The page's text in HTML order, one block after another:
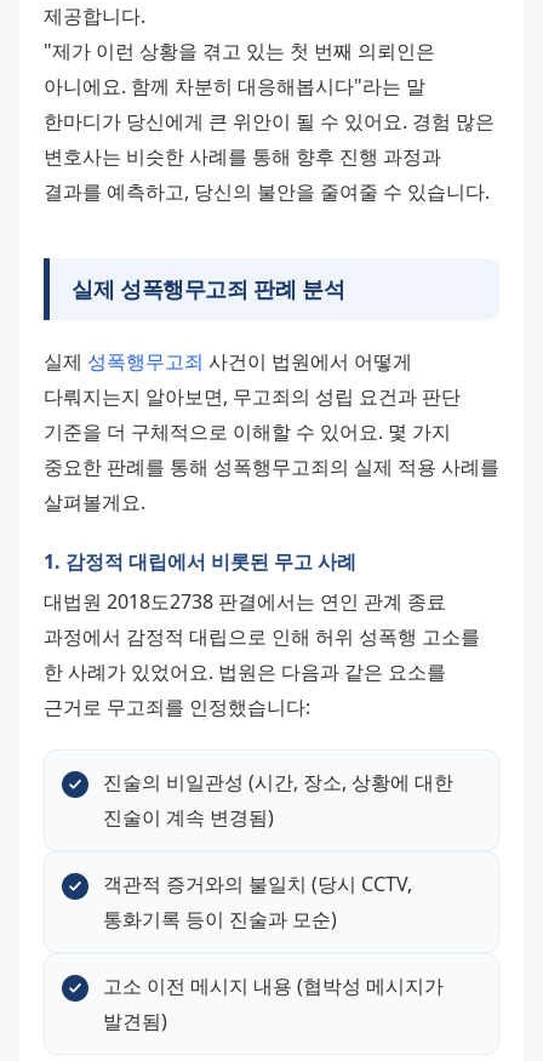
제공합니다.
"제가 이런 상황을 겪고 있는 첫 번째 의뢰인은
아니에요. 함께 차분히 대응해봅시다"라는 말
한마디가 당신에게 큰 위안이 될 수 있어요. 경험 많은
변호사는 비슷한 사례를 통해 향후 진행 과정과
결과를 예측하고, 당신의 불안을 줄여줄 수 있습니다.
실제 성폭행무고죄 판례 분석
실제 성폭행무고죄 사건이 법원에서 어떻게
다뤄지는지 알아보면, 무고죄의 성립 요건과 판단
기준을 더 구체적으로 이해할 수 있어요. 몇 가지
중요한 판례를 통해 성폭행무고죄의 실제 적용 사례를
살펴볼게요.
1. 감정적 대립에서 비롯된 무고 사례
대법원 2018도2738 판결에서는 연인 관계 종료
과정에서 감정적 대립으로 인해 허위 성폭행 고소를
한 사례가 있었어요. 법원은 다음과 같은 요소를
근거로 무고죄를 인정했습니다:
진술의 비일관성 (시간, 장소, 상황에 대한
진술이 계속 변경됨)
객관적 증거와의 불일치 (당시 CCTV,
통화기록 등이 진술과 모순)
고소 이전 메시지 내용 (협박성 메시지가
발견됨)